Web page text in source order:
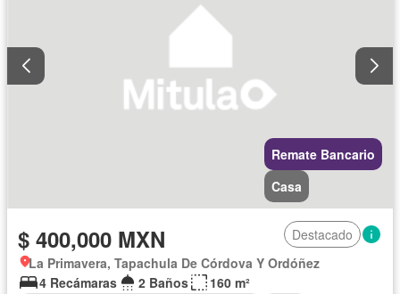
Remate Bancario
Casa
$ 400,000 MXN
Destacado
La Primavera, Tapachula De Córdova Y Ordóñez
4 Recámaras
2 Baños
160 m²